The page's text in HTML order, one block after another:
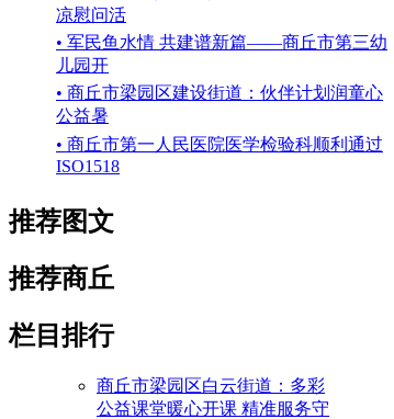
凉慰问活
• 军民鱼水情 共建谱新篇——商丘市第三幼
儿园开
• 商丘市梁园区建设街道：伙伴计划润童心
公益暑
• 商丘市第一人民医院医学检验科顺利通过
ISO1518
推荐图文
推荐商丘
栏目排行
商丘市梁园区白云街道：多彩
公益课堂暖心开课 精准服务守